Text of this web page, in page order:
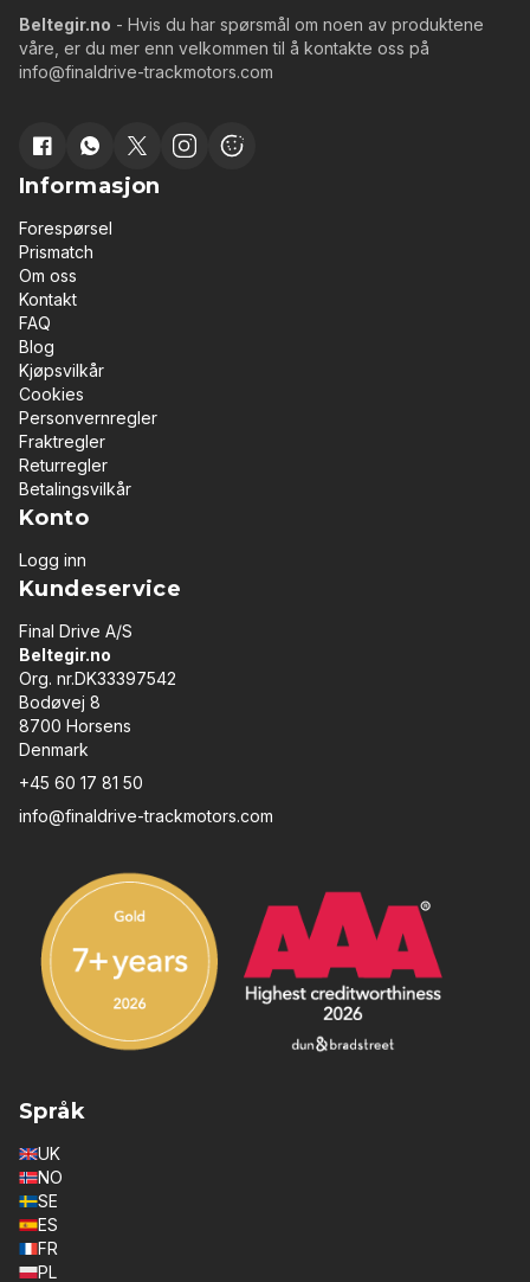
Beltegir.no - Hvis du har spørsmål om noen av produktene
våre, er du mer enn velkommen til å kontakte oss på
info@finaldrive-trackmotors.com
Informasjon
Forespørsel
Prismatch
Om oss
Kontakt
FAQ
Blog
Kjøpsvilkår
Cookies
Personvernregler
Fraktregler
Returregler
Betalingsvilkår
Konto
Logg inn
Kundeservice
Final Drive A/S
Beltegir.no
Org. nr.DK33397542
Bodøvej 8
8700 Horsens
Denmark
+45 60 17 81 50
info@finaldrive-trackmotors.com
Språk
UK
NO
SE
ES
FR
PL